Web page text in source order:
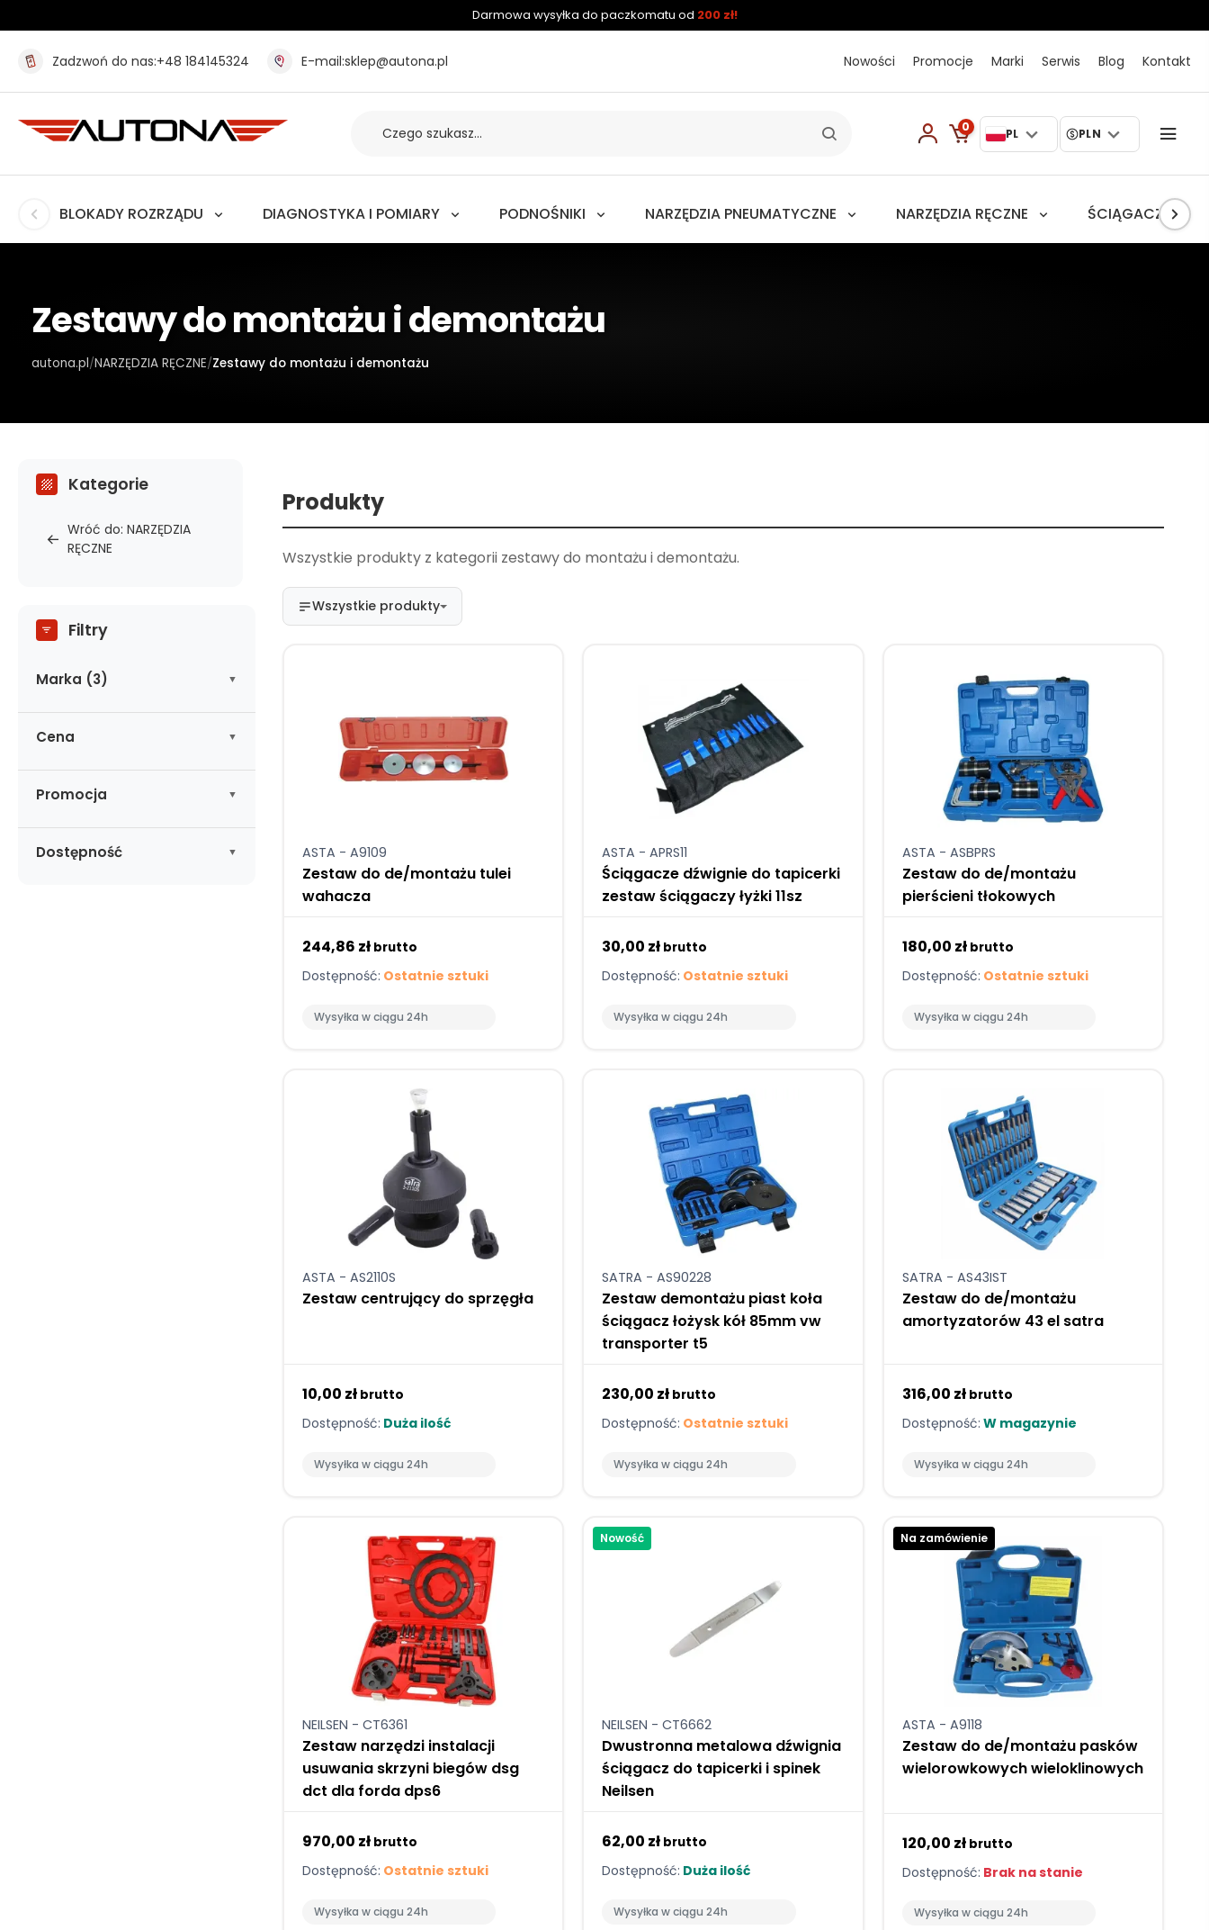
Darmowa wysyłka do paczkomatu od 200 zł!
Zadzwoń do nas:+48 184145324 E-mail:sklep@autona.pl Nowości Promocje Marki Serwis Blog Kontakt
0 PL PLN
BLOKADY ROZRZĄDU DIAGNOSTYKA I POMIARY PODNOŚNIKI NARZĘDZIA PNEUMATYCZNE NARZĘDZIA RĘCZNE ŚCIĄGACZE
Zestawy do montażu i demontażu
autona.pl/NARZĘDZIA RĘCZNE/Zestawy do montażu i demontażu
Kategorie
Wróć do: NARZĘDZIA
RĘCZNE
Filtry
Marka (3)
ASTA (4)
NEILSEN (2)
Cena
Zastosuj
Promocja
Brak produktów na promocji
Dostępność
Produkty
Wszystkie produkty z kategorii zestawy do montażu i demontażu.
Wszystkie produkty
ASTA - A9109
Zestaw do de/montażu tulei
wahacza
244,86 zł brutto
Dostępność: Ostatnie sztuki
Wysyłka w ciągu 24h
ASTA - APRS11
Ściągacze dźwignie do tapicerki
zestaw ściągaczy łyżki 11sz
30,00 zł brutto
Dostępność: Ostatnie sztuki
Wysyłka w ciągu 24h
ASTA - ASBPRS
Zestaw do de/montażu
pierścieni tłokowych
180,00 zł brutto
Dostępność: Ostatnie sztuki
Wysyłka w ciągu 24h
ASTA - AS2110S
Zestaw centrujący do sprzęgła
10,00 zł brutto
Dostępność: Duża ilość
Wysyłka w ciągu 24h
SATRA - AS90228
Zestaw demontażu piast koła
ściągacz łożysk kół 85mm vw
transporter t5
230,00 zł brutto
Dostępność: Ostatnie sztuki
Wysyłka w ciągu 24h
SATRA - AS43IST
Zestaw do de/montażu
amortyzatorów 43 el satra
316,00 zł brutto
Dostępność: W magazynie
Wysyłka w ciągu 24h
NEILSEN - CT6361
Zestaw narzędzi instalacji
usuwania skrzyni biegów dsg
dct dla forda dps6
970,00 zł brutto
Dostępność: Ostatnie sztuki
Wysyłka w ciągu 24h
Nowość
NEILSEN - CT6662
Dwustronna metalowa dźwignia
ściągacz do tapicerki i spinek
Neilsen
62,00 zł brutto
Dostępność: Duża ilość
Wysyłka w ciągu 24h
Na zamówienie
ASTA - A9118
Zestaw do de/montażu pasków
wielorowkowych wieloklinowych
120,00 zł brutto
Dostępność: Brak na stanie
Wysyłka w ciągu 24h